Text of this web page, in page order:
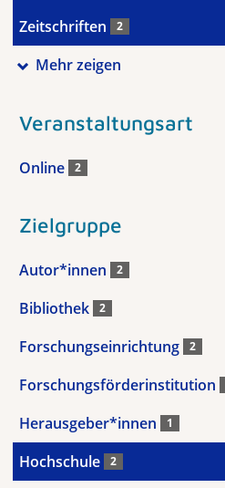
Zeitschriften 2
Mehr zeigen
Veranstaltungsart
Online 2
Zielgruppe
Autor*innen 2
Bibliothek 2
Forschungseinrichtung 2
Forschungsförderinstitution
Herausgeber*innen 1
Hochschule 2